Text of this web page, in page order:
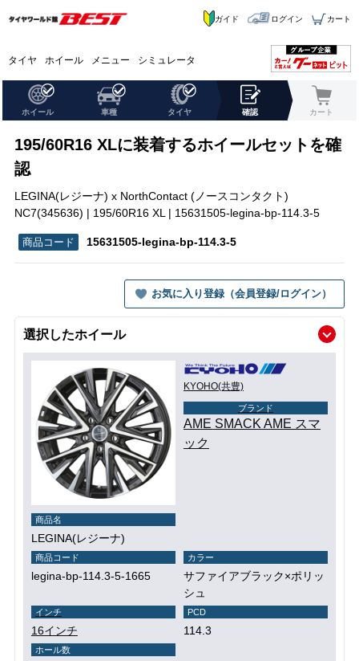
タイヤ ホイール メニュー シミュレータ
ガイド ログイン カート
ホイール 車種 タイヤ 確認 カート
195/60R16 XLに装着するホイールセットを確
認
LEGINA(レジーナ) x NorthContact (ノースコンタクト)
NC7(345636) | 195/60R16 XL | 15631505-legina-bp-114.3-5
15631505-legina-bp-114.3-5
お気に入り登録（会員登録/ログイン）
選択したホイール
KYOHO(共豊)
ブランド
AME SMACK AME スマ
ック
商品名
LEGINA(レジーナ)
商品コード
legina-bp-114.3-5-1665
カラー
サファイアブラック×ポリッ
シュ
インチ
16インチ
PCD
114.3
ホール数